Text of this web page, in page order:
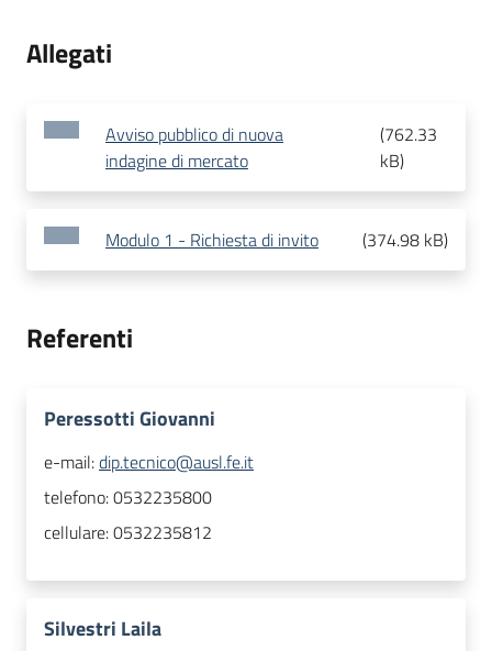
Allegati
Avviso pubblico di nuova
indagine di mercato
(762.33
kB)
Modulo 1 - Richiesta di invito (374.98 kB)
Referenti
Peressotti Giovanni
e-mail:dip.tecnico@ausl.fe.it
telefono:0532235800
cellulare:0532235812
Silvestri Laila